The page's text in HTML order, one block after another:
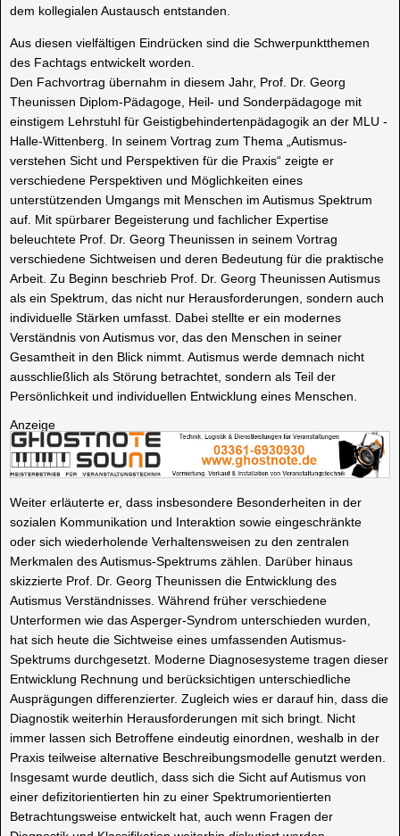
dem kollegialen Austausch entstanden.
Aus diesen vielfältigen Eindrücken sind die Schwerpunktthemen
des Fachtags entwickelt worden.
Den Fachvortrag übernahm in diesem Jahr, Prof. Dr. Georg
Theunissen Diplom-Pädagoge, Heil- und Sonderpädagoge mit
einstigem Lehrstuhl für Geistigbehindertenpädagogik an der MLU -
Halle-Wittenberg. In seinem Vortrag zum Thema „Autismus-
verstehen Sicht und Perspektiven für die Praxis“ zeigte er
verschiedene Perspektiven und Möglichkeiten eines
unterstützenden Umgangs mit Menschen im Autismus Spektrum
auf. Mit spürbarer Begeisterung und fachlicher Expertise
beleuchtete Prof. Dr. Georg Theunissen in seinem Vortrag
verschiedene Sichtweisen und deren Bedeutung für die praktische
Arbeit. Zu Beginn beschrieb Prof. Dr. Georg Theunissen Autismus
als ein Spektrum, das nicht nur Herausforderungen, sondern auch
individuelle Stärken umfasst. Dabei stellte er ein modernes
Verständnis von Autismus vor, das den Menschen in seiner
Gesamtheit in den Blick nimmt. Autismus werde demnach nicht
ausschließlich als Störung betrachtet, sondern als Teil der
Persönlichkeit und individuellen Entwicklung eines Menschen.
Anzeige
Weiter erläuterte er, dass insbesondere Besonderheiten in der
sozialen Kommunikation und Interaktion sowie eingeschränkte
oder sich wiederholende Verhaltensweisen zu den zentralen
Merkmalen des Autismus-Spektrums zählen. Darüber hinaus
skizzierte Prof. Dr. Georg Theunissen die Entwicklung des
Autismus Verständnisses. Während früher verschiedene
Unterformen wie das Asperger-Syndrom unterschieden wurden,
hat sich heute die Sichtweise eines umfassenden Autismus-
Spektrums durchgesetzt. Moderne Diagnosesysteme tragen dieser
Entwicklung Rechnung und berücksichtigen unterschiedliche
Ausprägungen differenzierter. Zugleich wies er darauf hin, dass die
Diagnostik weiterhin Herausforderungen mit sich bringt. Nicht
immer lassen sich Betroffene eindeutig einordnen, weshalb in der
Praxis teilweise alternative Beschreibungsmodelle genutzt werden.
Insgesamt wurde deutlich, dass sich die Sicht auf Autismus von
einer defizitorientierten hin zu einer Spektrumorientierten
Betrachtungsweise entwickelt hat, auch wenn Fragen der